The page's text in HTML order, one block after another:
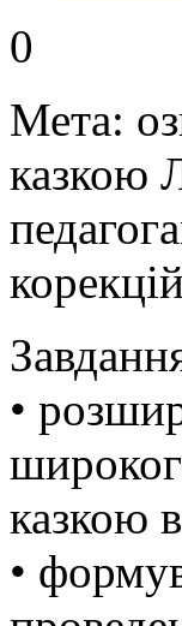
0
Мета:
казкою
•
казкою
•